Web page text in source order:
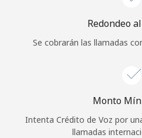
o
Redondeo
Se cobrarán las llamadas
Monto
Intenta Crédito de Voz por
llamadas